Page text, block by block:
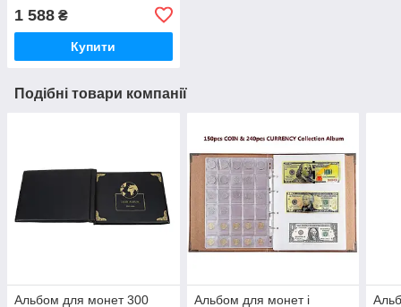
1 588 ₴
Купити
Подібні товари компанії
Альбом для монет 300
Альбом для монет і